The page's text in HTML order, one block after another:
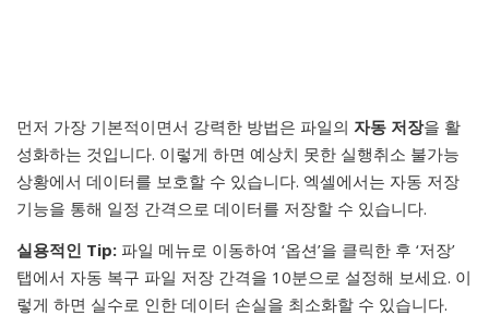
먼저 가장 기본적이면서 강력한 방법은 파일의 자동 저장을 활
성화하는 것입니다. 이렇게 하면 예상치 못한 실행취소 불가능
상황에서 데이터를 보호할 수 있습니다. 엑셀에서는 자동 저장
기능을 통해 일정 간격으로 데이터를 저장할 수 있습니다.
실용적인 Tip: 파일 메뉴로 이동하여 ‘옵션’을 클릭한 후 ‘저장’
탭에서 자동 복구 파일 저장 간격을 10분으로 설정해 보세요. 이
렇게 하면 실수로 인한 데이터 손실을 최소화할 수 있습니다.